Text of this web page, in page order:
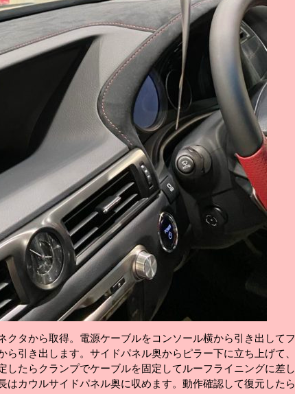
タから取得。電源ケーブルをコンソール横から引き出してフ
引き出します。サイドパネル奥からピラー下に立ち上げて、
したらクランプでケーブルを固定してルーフライニングに差し
カウルサイドパネル奥に収めます。動作確認して復元したら